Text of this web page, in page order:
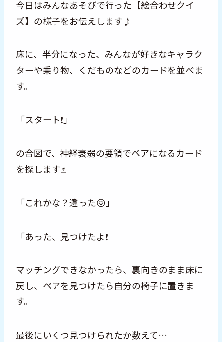
今日はみんなあそびで行った【絵合わせクイ
ズ】の様子をお伝えします♪
床に、半分になった、みんなが好きなキャラク
ターや乗り物、くだものなどのカードを並べま
す。
「スタート❗️」
の合図で、神経衰弱の要領でペアになるカード
を探します🃏
「これかな？違った😖」
「あった、見つけたよ❗️
マッチングできなかったら、裏向きのまま床に
戻し、ペアを見つけたら自分の椅子に置きま
す。
最後にいくつ見つけられたか数えて…